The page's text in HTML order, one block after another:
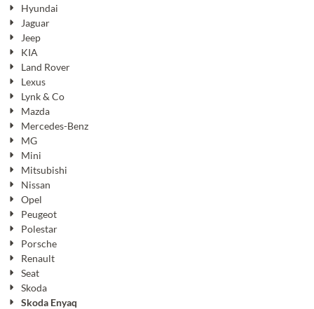
Hyundai
Jaguar
Jeep
KIA
Land Rover
Lexus
Lynk & Co
Mazda
Mercedes-Benz
MG
Mini
Mitsubishi
Nissan
Opel
Peugeot
Polestar
Porsche
Renault
Seat
Skoda
Skoda Enyaq